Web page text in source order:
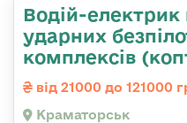
Водій-електрик
ударних
комплексів
від 21000 до 121000
Краматорськ